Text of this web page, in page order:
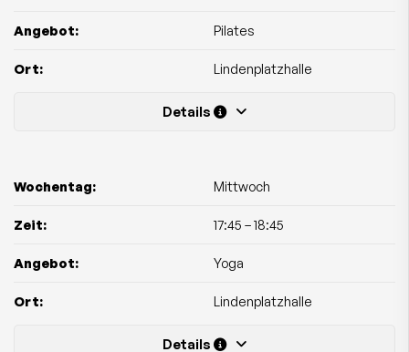
Angebot: Pilates
Ort: Lindenplatzhalle
Details
Wochentag: Mittwoch
Zeit: 17:45 –18:45
Angebot: Yoga
Ort: Lindenplatzhalle
Details